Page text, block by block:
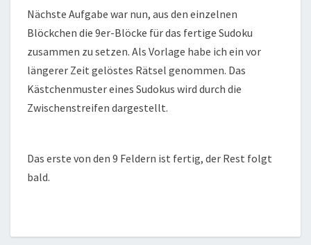
Nächste Aufgabe war nun, aus den einzelnen
Blöckchen die 9er-Blöcke für das fertige Sudoku
zusammen zu setzen. Als Vorlage habe ich ein vor
längerer Zeit gelöstes Rätsel genommen. Das
Kästchenmuster eines Sudokus wird durch die
Zwischenstreifen dargestellt.
Das erste von den 9 Feldern ist fertig, der Rest folgt
bald.